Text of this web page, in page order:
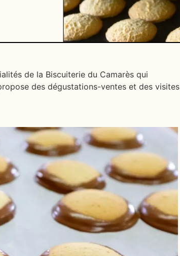
de la Biscuiterie du Camarès qui
des dégustations-ventes et des visites